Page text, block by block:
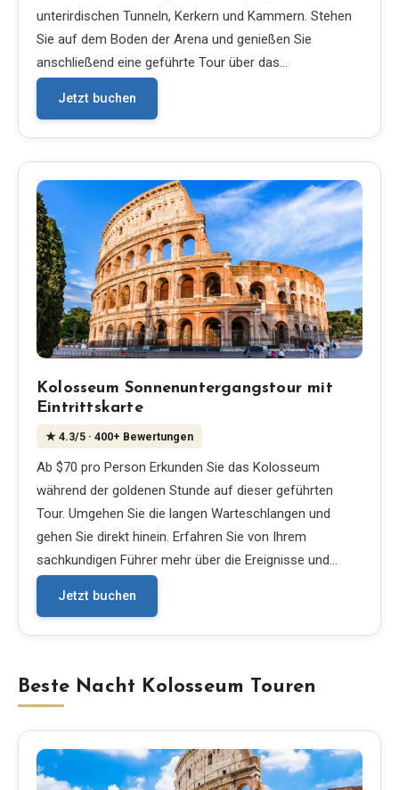
unterirdischen Tunneln, Kerkern und Kammern. Stehen
Sie auf dem Boden der Arena und genießen Sie
anschließend eine geführte Tour über das…
Jetzt buchen
Kolosseum Sonnenuntergangstour mit
Eintrittskarte
★ 4.3/5 · 400+ Bewertungen
Ab $70 pro Person Erkunden Sie das Kolosseum
während der goldenen Stunde auf dieser geführten
Tour. Umgehen Sie die langen Warteschlangen und
gehen Sie direkt hinein. Erfahren Sie von Ihrem
sachkundigen Führer mehr über die Ereignisse und…
Jetzt buchen
Beste Nacht Kolosseum Touren